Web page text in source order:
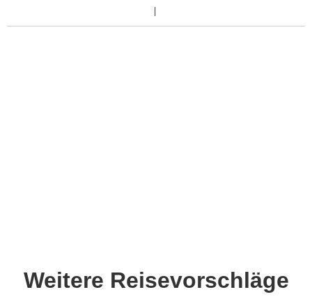
Weitere Reisevorschläge